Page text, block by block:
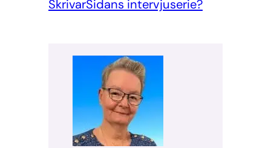
SkrivarSidans intervjuserie?